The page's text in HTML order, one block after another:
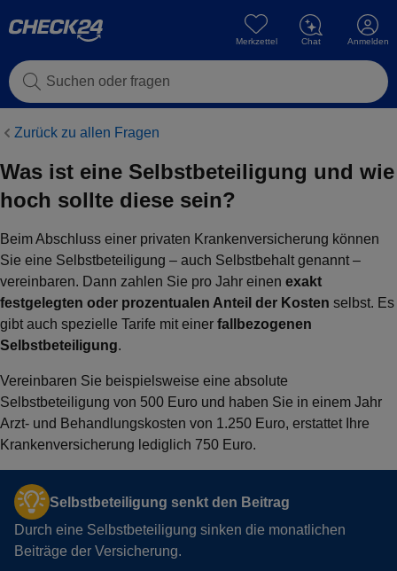
Suchen oder fragen
Merkzettel Chat Anmelden
Zurück zu allen Fragen
Was ist eine Selbst­beteiligung und wie
hoch sollte diese sein?
Beim Abschluss einer privaten Krankenversicherung können
Sie eine Selbstbeteiligung – auch Selbstbehalt genannt –
vereinbaren. Dann zahlen Sie pro Jahr einen exakt
festgelegten oder prozentualen Anteil der Kosten selbst. Es
gibt auch spezielle Tarife mit einer fallbezogenen
Selbstbeteiligung.
Vereinbaren Sie beispielsweise eine absolute
Selbstbeteiligung von 500 Euro und haben Sie in einem Jahr
Arzt- und Behandlungskosten von 1.250 Euro, erstattet Ihre
Krankenversicherung lediglich 750 Euro.
Selbstbeteiligung senkt den Beitrag
Durch eine Selbstbeteiligung sinken die monatlichen
Beiträge der Versicherung.